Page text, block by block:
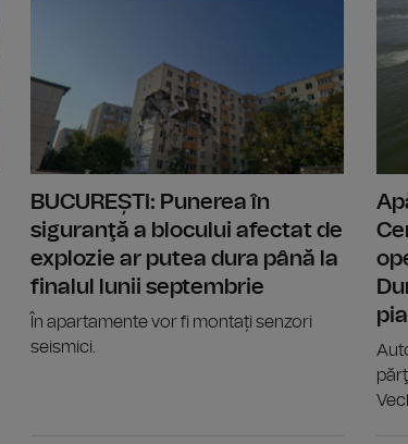
A început
BUCUREȘTI: Punerea în
siguranţă a blocului afectat de
explozie ar putea dura până la
finalul lunii septembrie
În apartamente vor fi montați senzori
seismici.